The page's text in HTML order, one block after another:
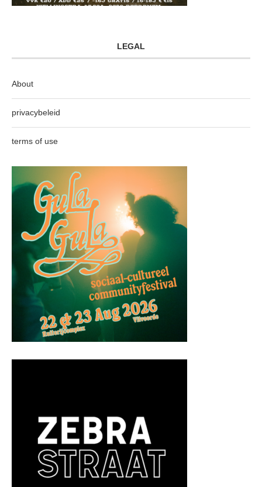
LEGAL
About
privacybeleid
terms of use